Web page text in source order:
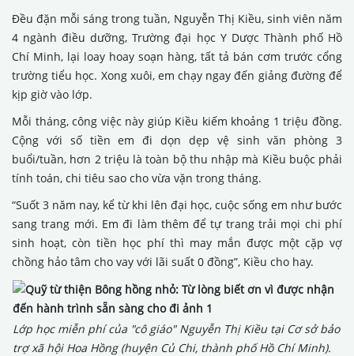
Đều đặn mỗi sáng trong tuần, Nguyễn Thị Kiều, sinh viên năm
4 ngành điều dưỡng, Trường đại học Y Dược Thành phố Hồ
Chí Minh, lại loay hoay soạn hàng, tất tả bán cơm trước cổng
trường tiểu học. Xong xuôi, em chạy ngay đến giảng đường để
kịp giờ vào lớp.
Mỗi tháng, công việc này giúp Kiều kiếm khoảng 1 triệu đồng.
Cộng với số tiền em đi dọn dẹp vệ sinh văn phòng 3
buổi/tuần, hơn 2 triệu là toàn bộ thu nhập mà Kiều buộc phải
tính toán, chi tiêu sao cho vừa vặn trong tháng.
“Suốt 3 năm nay, kể từ khi lên đại học, cuộc sống em như bước
sang trang mới. Em đi làm thêm để tự trang trải mọi chi phí
sinh hoạt, còn tiền học phí thì may mắn được một cặp vợ
chồng hảo tâm cho vay với lãi suất 0 đồng”, Kiều cho hay.
Lớp học miễn phí của "cô giáo" Nguyễn Thị Kiều tại Cơ sở bảo
trợ xã hội Hoa Hồng (huyện Củ Chi, thành phố Hồ Chí Minh).